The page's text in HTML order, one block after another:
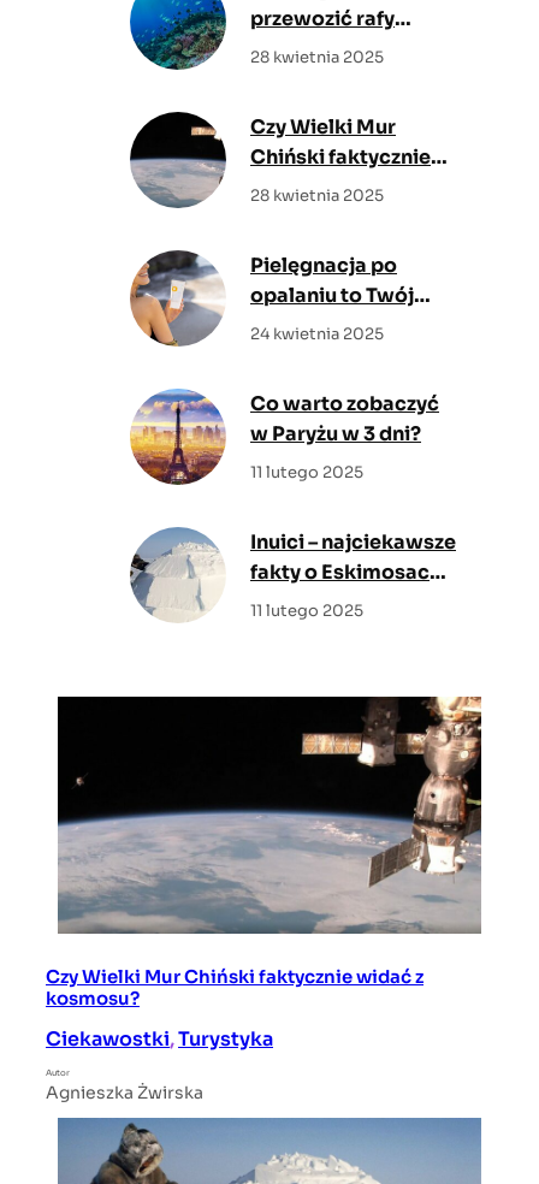
przewozić rafy
koralowej?
28 kwietnia 2025
Czy Wielki Mur
Chiński faktycznie
widać z kosmosu?
28 kwietnia 2025
Pielęgnacja po
opalaniu to Twój
sposób na zdrową i
24 kwietnia 2025
Co warto zobaczyć
w Paryżu w 3 dni?
11 lutego 2025
Inuici – najciekawsze
fakty o Eskimosach i
ich życiu
11 lutego 2025
Czy Wielki Mur Chiński faktycznie widać z
kosmosu?
Ciekawostki, Turystyka
Autor
Agnieszka Żwirska